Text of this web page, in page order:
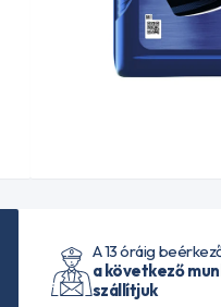
A 13 óráig
a következő
szállítjuk